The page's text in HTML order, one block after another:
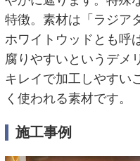
特徴。素材は「ラジア
ホワイトウッドとも呼
腐りやすいというデメ
キレイで加工しやすい
く使われる素材です。
施工事例